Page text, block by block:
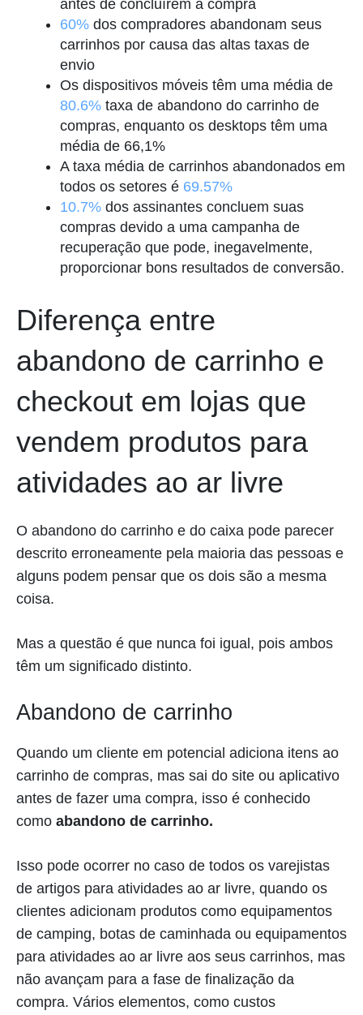
antes de concluírem a compra
60% dos compradores abandonam seus
carrinhos por causa das altas taxas de
envio
Os dispositivos móveis têm uma média de
80.6% taxa de abandono do carrinho de
compras, enquanto os desktops têm uma
média de 66,1%
A taxa média de carrinhos abandonados em
todos os setores é 69.57%
10.7% dos assinantes concluem suas
compras devido a uma campanha de
recuperação que pode, inegavelmente,
proporcionar bons resultados de conversão.
Diferença entre
abandono de carrinho e
checkout em lojas que
vendem produtos para
atividades ao ar livre
O abandono do carrinho e do caixa pode parecer
descrito erroneamente pela maioria das pessoas e
alguns podem pensar que os dois são a mesma
coisa.
Mas a questão é que nunca foi igual, pois ambos
têm um significado distinto.
Abandono de carrinho
Quando um cliente em potencial adiciona itens ao
carrinho de compras, mas sai do site ou aplicativo
antes de fazer uma compra, isso é conhecido
como abandono de carrinho.
Isso pode ocorrer no caso de todos os varejistas
de artigos para atividades ao ar livre, quando os
clientes adicionam produtos como equipamentos
de camping, botas de caminhada ou equipamentos
para atividades ao ar livre aos seus carrinhos, mas
não avançam para a fase de finalização da
compra. Vários elementos, como custos